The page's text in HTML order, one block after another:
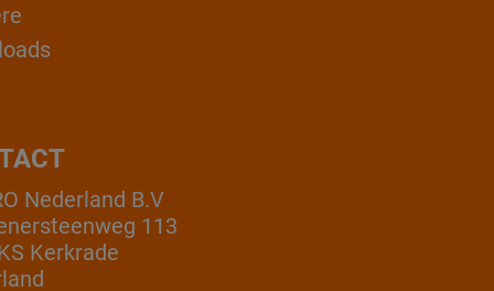
Nederland B.V
113
Kerkrade